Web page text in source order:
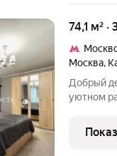
74,1 м²
Москва,
Добрый
уютном
ПРО
который